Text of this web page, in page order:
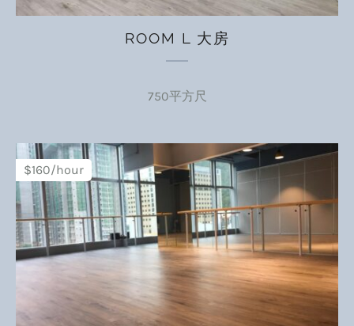
ROOM L 大房
750平方尺
$160/hour